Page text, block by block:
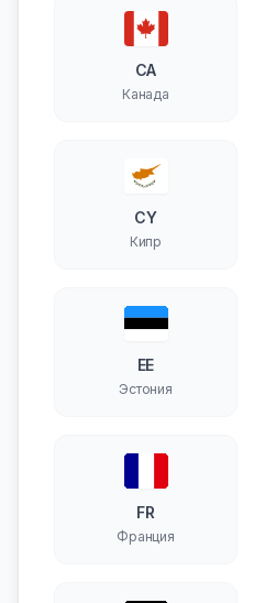
CA
Канада
CY
Кипр
EE
Эстония
FR
Франция